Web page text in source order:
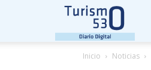
Inicio Noticias